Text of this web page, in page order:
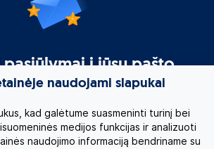
pasiūlymai į jūsų pašto
dėžutę
naudojami slapukai
kad galėtume suasmeninti turinį bei
medijos funkcijas ir analizuoti
naudojimo informaciją bendriname su